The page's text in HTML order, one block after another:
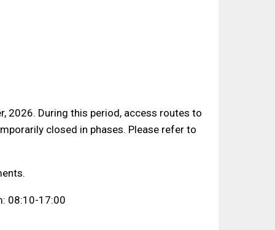
2026. During this period, access routes to
closed in phases. Please refer to
08:10-17:00